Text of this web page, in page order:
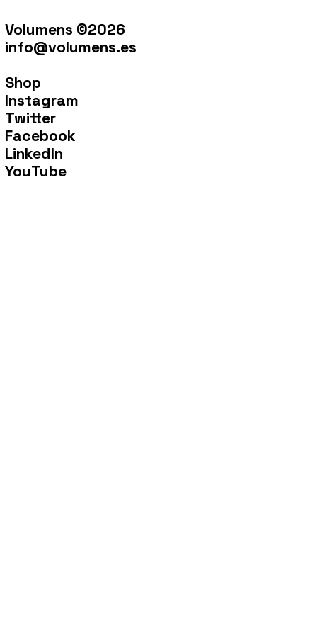
Volumens ©2026
info@volumens.es
Shop
Instagram
Twitter
Facebook
LinkedIn
YouTube